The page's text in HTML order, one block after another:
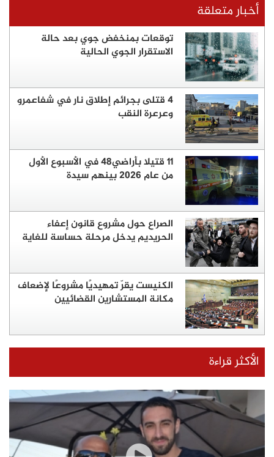
أخبار متعلقة
توقعات بمنخفض جوي بعد حالة
الاستقرار الجوي الحالية
4 قتلى بجرائم إطلاق نار في شفاعمرو
وعرعرة النقب
11 قتيلا بأراضي48 في الأسبوع الأول
من عام 2026 بينهم سيدة
الصراع حول مشروع قانون إعفاء
الحريديم يدخل مرحلة حساسة للغاية
الكنيست يقرّ تمهيديًا مشروعًا لإضعاف
مكانة المستشارين القضائيين
الأكثر قراءة